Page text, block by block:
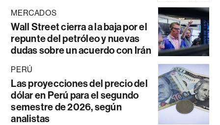
MERCADOS
Wall Street cierra a la baja por el
repunte del petróleo y nuevas
dudas sobre un acuerdo con Irán
PERÚ
Las proyecciones del precio del
dólar en Perú para el segundo
semestre de 2026, según
analistas